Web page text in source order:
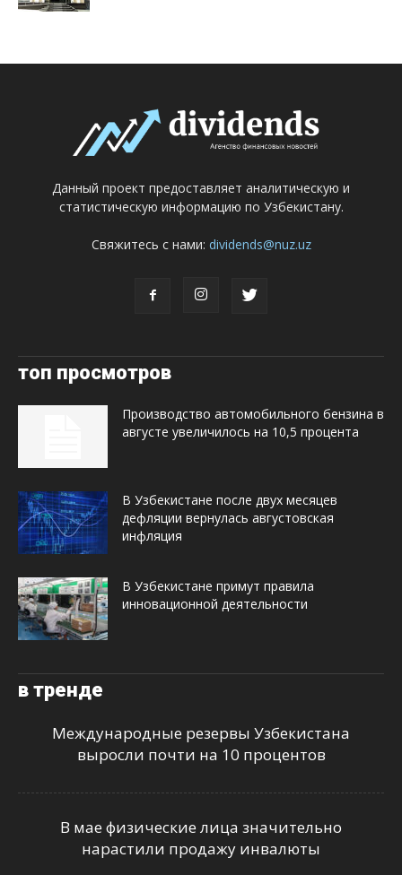
Данный проект предоставляет аналитическую и
статистическую информацию по Узбекистану.
Свяжитесь с нами: dividends@nuz.uz
топ просмотров
Производство автомобильного бензина в
августе увеличилось на 10,5 процента
В Узбекистане после двух месяцев
дефляции вернулась августовская
инфляция
В Узбекистане примут правила
инновационной деятельности
в тренде
Международные резервы Узбекистана
выросли почти на 10 процентов
В мае физические лица значительно
нарастили продажу инвалюты